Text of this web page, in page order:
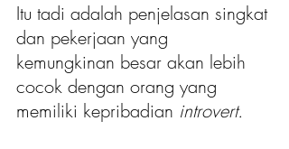
Itu tadi adalah penjelasan singkat
dan pekerjaan yang
kemungkinan besar akan lebih
cocok dengan orang yang
memiliki kepribadian introvert.